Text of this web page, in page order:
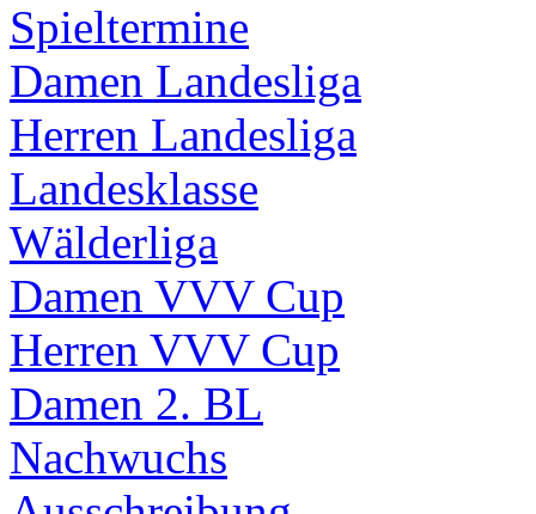
Spieltermine
Damen Landesliga
Herren Landesliga
Landesklasse
Wälderliga
Damen VVV Cup
Herren VVV Cup
Damen 2. BL
Nachwuchs